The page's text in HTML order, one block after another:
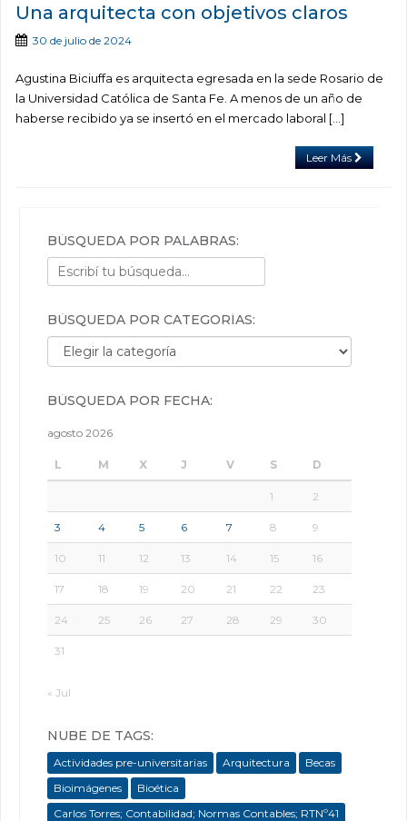
Una arquitecta con objetivos claros
30 de julio de 2024
Agustina Biciuffa es arquitecta egresada en la sede Rosario de
la Universidad Católica de Santa Fe. A menos de un año de
haberse recibido ya se insertó en el mercado laboral […]
Leer Más
BÚSQUEDA POR PALABRAS:
BÚSQUEDA POR CATEGORÍAS:
Búsqueda por categorías:
BÚSQUEDA POR FECHA:
agosto 2026
L M X J V S D
1 2
3 4 5 6 7 8 9
10 11 12 13 14 15 16
17 18 19 20 21 22 23
24 25 26 27 28 29 30
31
« Jul
NUBE DE TAGS:
Actividades pre-universitarias Arquitectura
Becas
Bioimágenes
Bioética
Carlos Torres; Contabilidad; Normas Contables; RTNº41